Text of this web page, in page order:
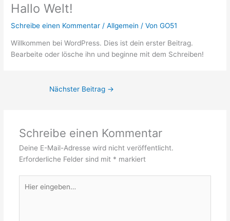
Hallo Welt!
Schreibe einen Kommentar /Allgemein / VonGO51
Willkommen bei WordPress. Dies ist dein erster Beitrag.
Bearbeite oder lösche ihn und beginne mit dem Schreiben!
Nächster Beitrag →
Schreibe einen Kommentar
Deine E-Mail-Adresse wird nicht veröffentlicht.
Erforderliche Felder sind mit * markiert
eingeben…